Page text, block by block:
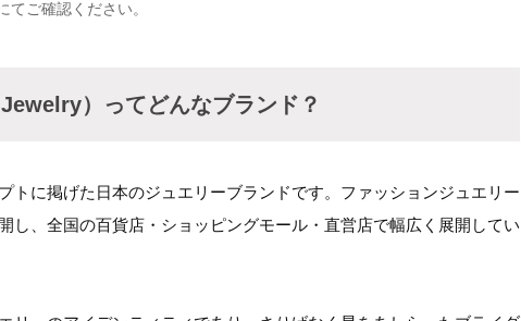
てご確認ください。
）ってどんなブランド？
トに掲げた日本のジュエリーブランドです。ファッションジュエリー
し、全国の百貨店・ショッピングモール・直営店で幅広く展開してい